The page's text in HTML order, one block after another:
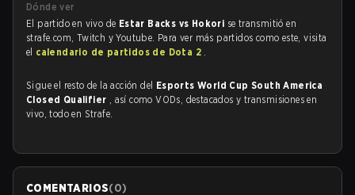
Dónde ver
El partido en vivo de Estar Backs vs Hokori se transmitió en
strafe.com, Twitch y Youtube. Para ver más partidos como este, visita
el calendario de partidos de Dota 2 .
Sigue el resto de la acción del Esports World Cup South America
Closed Qualifier , así como VODs, destacados y transmisiones en
vivo, todo en Strafe.
COMENTARIOS(0)